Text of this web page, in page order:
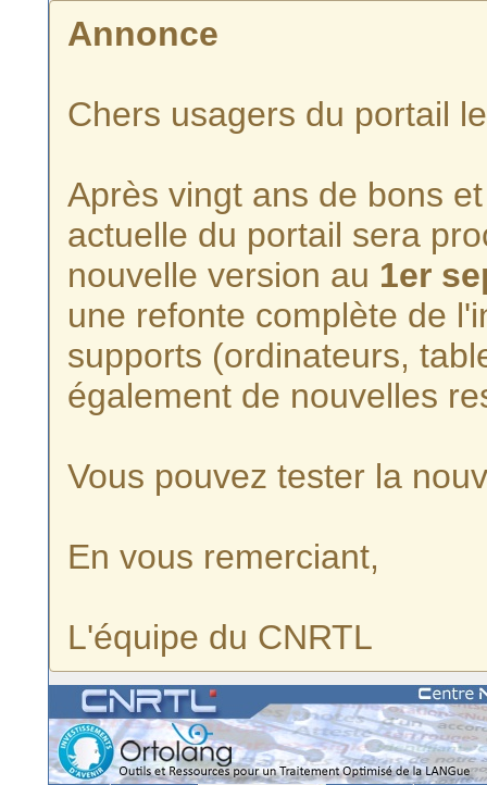
Annonce
Chers usagers du portail
Après vingt ans de bons
actuelle du portail sera
nouvelle version au 1er
une refonte complète de
supports (ordinateurs,
également de nouvelles
Vous pouvez tester la
En vous remerciant,
L'équipe du CNRTL